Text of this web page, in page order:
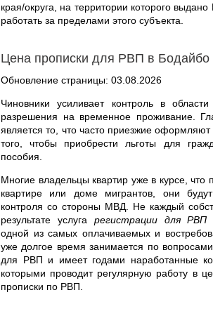
края/округа, на территории которого
работать за пределами этого субъекта.
Цена прописки для РВП в Бодайбо
Обновление страницы: 03.08.2026
Чиновники усиливает контроль в
разрешения на временное проживание.
является то, что часто приезжие оформляют
того, чтобы приобрести льготы для
пособия.
Многие владельцы квартир уже в курсе, что
квартире или доме мигрантов, они
контроля со стороны МВД. Не каждый
результате услуга регистрации для РВП
одной из самых оплачиваемых и
уже долгое время занимается по
для РВП и имеет годами наработанные
которыми проводит регулярную работу в
прописки по РВП.